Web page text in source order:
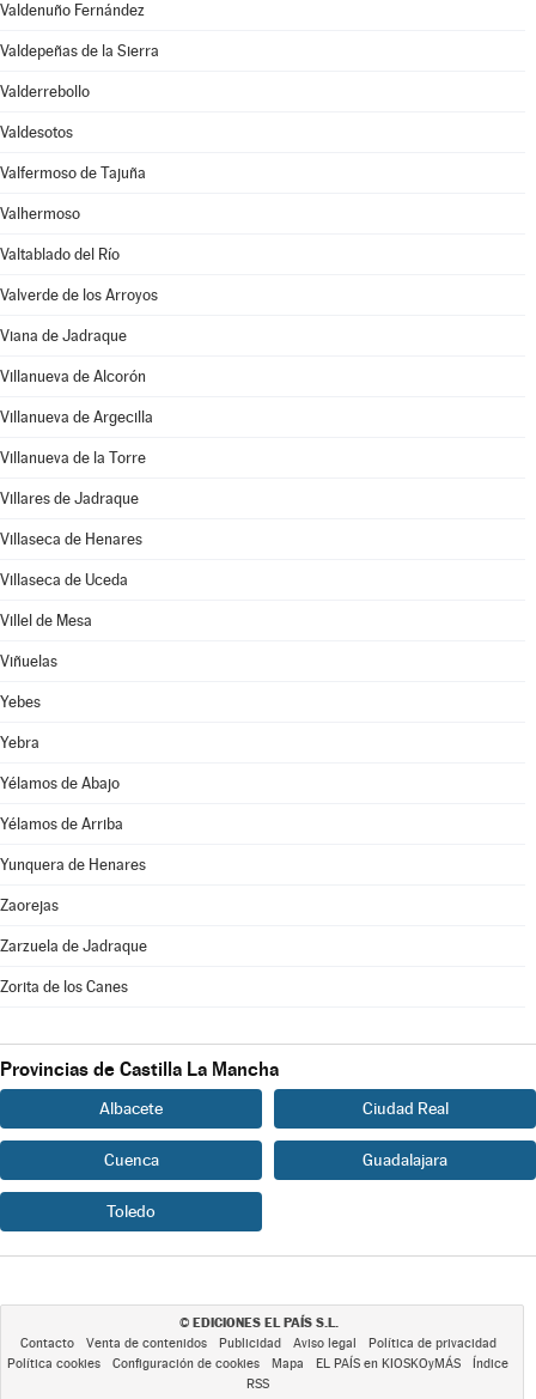
Valdenuño Fernández
Valdepeñas de la Sierra
Valderrebollo
Valdesotos
Valfermoso de Tajuña
Valhermoso
Valtablado del Río
Valverde de los Arroyos
Viana de Jadraque
Villanueva de Alcorón
Villanueva de Argecilla
Villanueva de la Torre
Villares de Jadraque
Villaseca de Henares
Villaseca de Uceda
Villel de Mesa
Viñuelas
Yebes
Yebra
Yélamos de Abajo
Yélamos de Arriba
Yunquera de Henares
Zaorejas
Zarzuela de Jadraque
Zorita de los Canes
Provincias de Castilla La Mancha
Albacete Ciudad Real
Cuenca Guadalajara
Toledo
© EDICIONES EL PAÍS S.L.
Contacto Venta de contenidos Publicidad Aviso legal
Política de privacidad
Política cookies
Configuración de cookies Mapa EL PAÍS en KIOSKOyMÁS
Índice
RSS